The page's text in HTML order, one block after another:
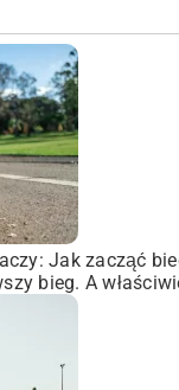
Jak zacząć
bieg. A